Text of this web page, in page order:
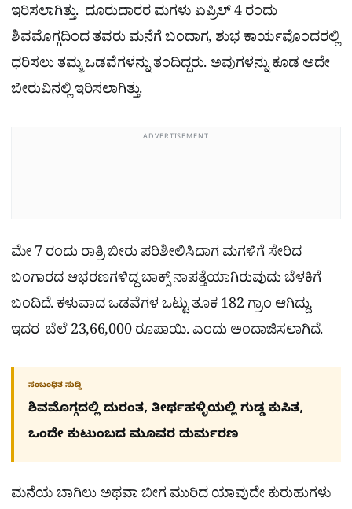
ಇರಿಸಲಾಗಿತ್ತು. ದೂರುದಾರರ ಮಗಳು ಏಪ್ರಿಲ್ 4 ರಂದು
ಶಿವಮೊಗ್ಗದಿಂದ ತವರು ಮನೆಗೆ ಬಂದಾಗ, ಶುಭ ಕಾರ್ಯವೊಂದರಲ್ಲಿ
ಧರಿಸಲು ತಮ್ಮ ಒಡವೆಗಳನ್ನು ತಂದಿದ್ದರು. ಅವುಗಳನ್ನು ಕೂಡ ಅದೇ
ಬೀರುವಿನಲ್ಲಿ ಇರಿಸಲಾಗಿತ್ತು.
ADVERTISEMENT
ಮೇ 7 ರಂದು ರಾತ್ರಿ ಬೀರು ಪರಿಶೀಲಿಸಿದಾಗ ಮಗಳಿಗೆ ಸೇರಿದ
ಬಂಗಾರದ ಆಭರಣಗಳಿದ್ದ ಬಾಕ್ಸ್ ನಾಪತ್ತೆಯಾಗಿರುವುದು ಬೆಳಕಿಗೆ
ಬಂದಿದೆ. ಕಳುವಾದ ಒಡವೆಗಳ ಒಟ್ಟು ತೂಕ 182 ಗ್ರಾಂ ಆಗಿದ್ದು,
ಇದರ ಬೆಲೆ 23,66,000 ರೂಪಾಯಿ. ಎಂದು ಅಂದಾಜಿಸಲಾಗಿದೆ.
ಸಂಬಂಧಿತ ಸುದ್ದಿ
ಶಿವಮೊಗ್ಗದಲ್ಲಿ ದುರಂತ, ತೀರ್ಥಹಳ್ಳಿಯಲ್ಲಿ ಗುಡ್ಡ ಕುಸಿತ,
ಒಂದೇ ಕುಟುಂಬದ ಮೂವರ ದುರ್ಮರಣ
ಮನೆಯ ಬಾಗಿಲು ಅಥವಾ ಬೀಗ ಮುರಿದ ಯಾವುದೇ ಕುರುಹುಗಳು